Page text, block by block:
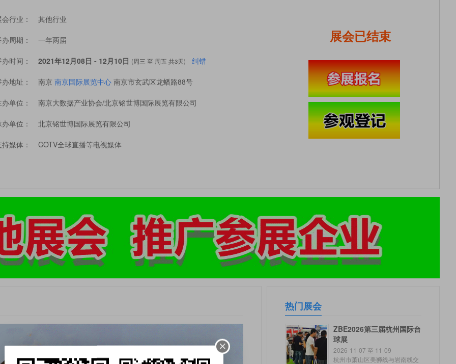
行业： 其他行业
周期： 一年两届
时间： 2021年12月08日 - 12月10日 (周三 至 周五 共3天) 纠错
地址： 南京 南京国际展览中心 南京市玄武区龙蟠路88号
单位： 南京大数据产业协会/北京铭世博国际展览有限公司
单位： 北京铭世博国际展览有限公司
媒体： COTV全球直播等电视媒体
展会已结束
热门展会
ZBE2026第三届杭州国际台
球展
2026-11-07 至 11-09
杭州市萧山区美狮线与岩南线交